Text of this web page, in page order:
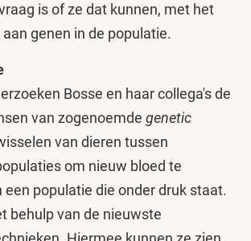
is of ze dat kunnen, met het
genen in de populatie.
Bosse en haar collega's de
van zogenoemde genetic
van dieren tussen
om nieuw bloed te
een populatie die onder druk staat.
behulp van de nieuwste